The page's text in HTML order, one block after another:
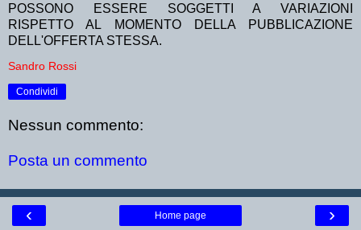
POSSONO ESSERE SOGGETTI A VARIAZIONI
RISPETTO AL MOMENTO DELLA PUBBLICAZIONE
DELL'OFFERTA STESSA.
Sandro Rossi
Condividi
Nessun commento:
Posta un commento
‹ ›
Home page